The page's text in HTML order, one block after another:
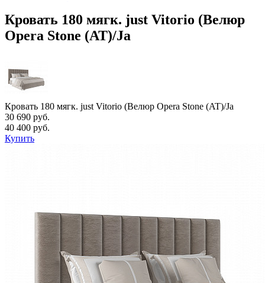
Кровать 180 мягк. just Vitorio (Велюр
Opera Stone (AT)/Ja
Кровать 180 мягк. just Vitorio (Велюр Opera Stone (AT)/Ja
30 690 руб.
40 400 руб.
Купить